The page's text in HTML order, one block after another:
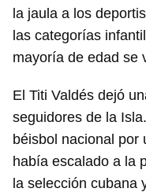
la jaula a los
las categorías
mayoría de edad se
El Titi Valdés dejó
seguidores de la
béisbol nacional por
había escalado a la
la selección cubana